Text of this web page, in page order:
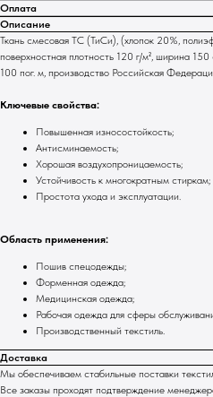
Оплата
Описание
Ткань смесовая TC (ТиСи), (хлопок 20%,
поверхностная плотность 120 г/м², ширина
100 пог. м, производство Российская
Ключевые свойства:
Повышенная износостойкость;
Антисминаемость;
Хорошая воздухопроницаемость;
Устойчивость к многократным стиркам;
Простота ухода и эксплуатации.
Область применения:
Пошив спецодежды;
Форменная одежда;
Медицинская одежда;
Рабочая одежда для сферы
Производственный текстиль.
Доставка
Мы обеспечиваем стабильные поставки
Все заказы проходят подтверждение